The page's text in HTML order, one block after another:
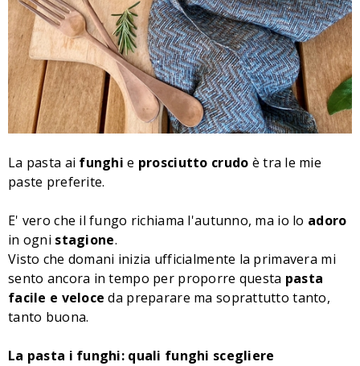
La pasta ai funghie prosciutto crudo è tra le mie
paste preferite.
E' vero che il fungo richiama l'autunno, ma io lo adoro
in ogni stagione.
Visto che domani inizia ufficialmente la primavera mi
sento ancora in tempo per proporre questa pasta
facile e veloce da preparare ma soprattutto tanto,
tanto buona.
La pasta i funghi: quali funghi scegliere